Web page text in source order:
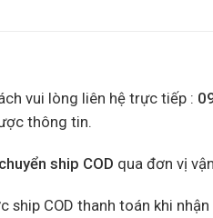
vui lòng liên hệ trực tiếp :
thông tin.
ship COD qua đơn vị
ship COD thanh toán khi